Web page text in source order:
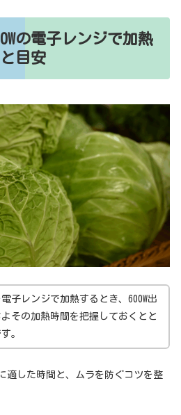
の電子レンジで加熱
目安
子レンジで加熱するとき、600W出
その加熱時間を把握しておくとと
。
適した時間と、ムラを防ぐコツを整